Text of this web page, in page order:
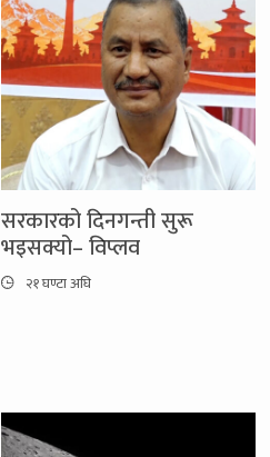
सरकारको दिनगन्ती सुरू
भइसक्यो– विप्लव
२१ घण्टा अघि